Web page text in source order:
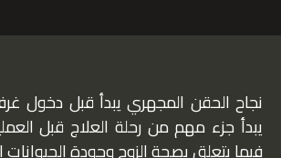
نجاح الحقن المجهري يبدأ قبل دخول
يبدأ جزء مهم من رحلة العلاج قبل
فيما يتعلق بصحة الزوج وجودة الحيوانات